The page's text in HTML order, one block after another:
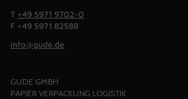
T +49 5971 9702-0
F +49 5971 82588
info@gude.de
GUDE GMBH
PAPIER VERPACKUNG LOGISTIK